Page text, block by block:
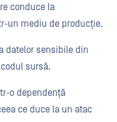
conduce la
un mediu de producție.
datelor sensibile din
sursă.
o dependență
ce duce la un atac